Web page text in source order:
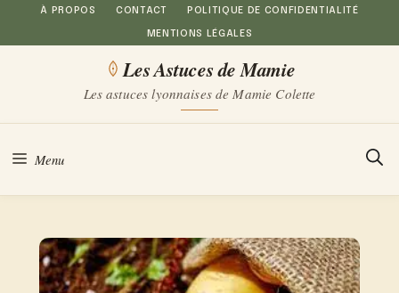
Aller
au
À PROPOS CONTACT POLITIQUE DE CONFIDENTIALITÉ
MENTIONS LÉGALES
Les Astuces de Mamie
Les astuces lyonnaises de Mamie Colette
Menu